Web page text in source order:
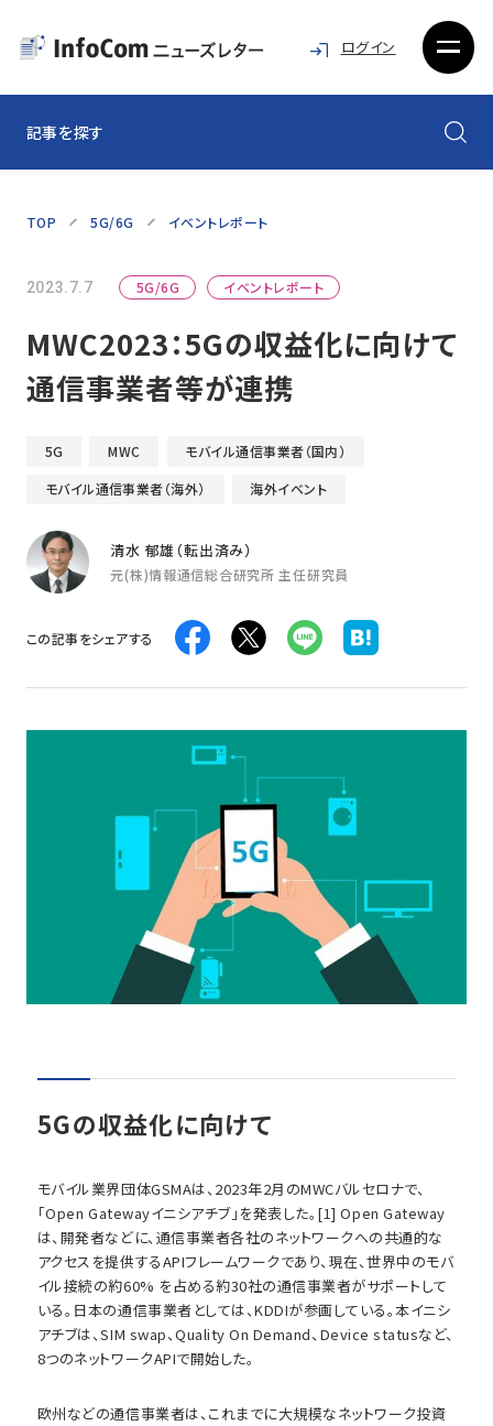
ログイン
記事を探す
TOP 5G/6G イベントレポート
2023.7.7 5G/6G イベントレポート
MWC2023：5Gの収益化に向けて
通信事業者等が連携
5G MWC モバイル通信事業者（国内）
モバイル通信事業者（海外） 海外イベント
清水 郁雄（転出済み）
元(株)情報通信総合研究所 主任研究員
この記事をシェアする
5Gの収益化に向けて
モバイル業界団体GSMAは、2023年2月のMWCバルセロナで、
「Open Gatewayイニシアチブ」を発表した。[1] Open Gateway
は、開発者などに、通信事業者各社のネットワークへの共通的な
アクセスを提供するAPIフレームワークであり、現在、世界中のモバ
イル接続の約60% を占める約30社の通信事業者がサポートして
いる。日本の通信事業者としては、KDDIが参画している。本イニシ
アチブは、SIM swap、Quality On Demand、Device statusなど、
8つのネットワークAPIで開始した。
欧州などの通信事業者は、これまでに大規模なネットワーク投資